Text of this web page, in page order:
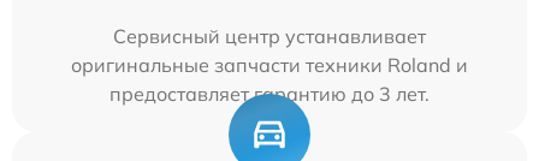
Сервисный центр устанавливает
оригинальные запчасти техники Roland и
предоставляет гарантию до 3 лет.